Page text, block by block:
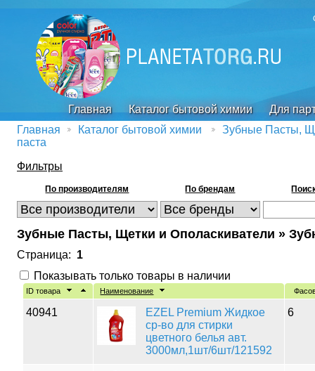
Главная Каталог бытовой химии
Для
Главная
Каталог бытовой химии
Зубные Пасты,
паста
Фильтры
По производителям По брендам
Зубные Пасты, Щетки и Ополаскиватели »
Страница: 1
Показывать только товары в наличии
ID товара Наименование
40941
EZEL Premium Жидкое
ср-во для стирки
цветного белья авт.
3000мл,1шт/6шт/121592
6